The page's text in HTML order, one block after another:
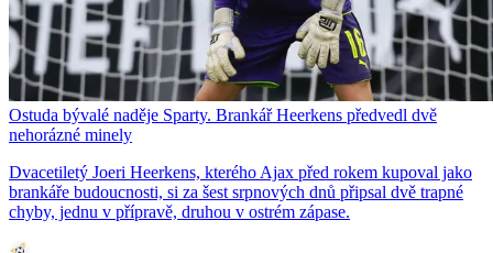
Ostuda bývalé naděje Sparty. Brankář Heerkens předvedl dvě
nehorázné minely
Dvacetiletý Joeri Heerkens, kterého Ajax před rokem kupoval jako
brankáře budoucnosti, si za šest srpnových dnů připsal dvě trapné
chyby, jednu v přípravě, druhou v ostrém zápase.